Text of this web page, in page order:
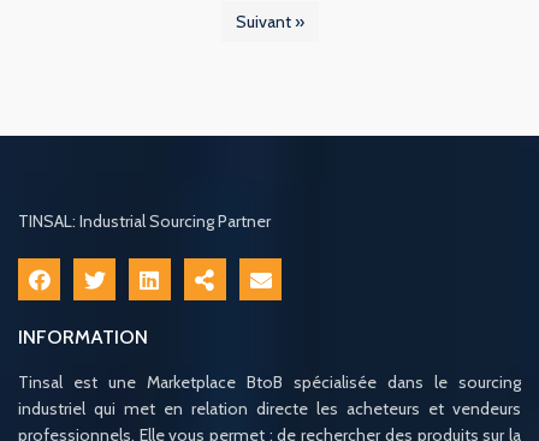
Suivant »
TINSAL: Industrial Sourcing Partner
INFORMATION
Tinsal est une Marketplace BtoB spécialisée dans le sourcing
industriel qui met en relation directe les acheteurs et vendeurs
professionnels. Elle vous permet : de rechercher des produits sur la